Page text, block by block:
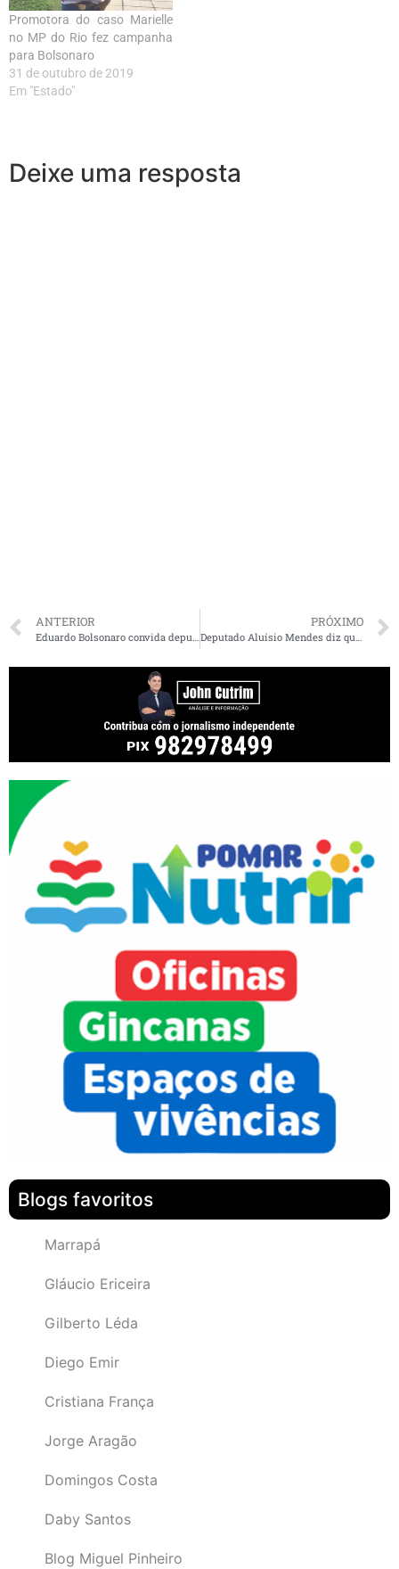
Promotora do caso Marielle
no MP do Rio fez campanha
para Bolsonaro
31 de outubro de 2019
Em "Estado"
Deixe uma resposta
ANTERIOR PRÓXIMO
Blogs favoritos
Marrapá
Gláucio Ericeira
Gilberto Léda
Diego Emir
Cristiana França
Jorge Aragão
Domingos Costa
Daby Santos
Blog Miguel Pinheiro